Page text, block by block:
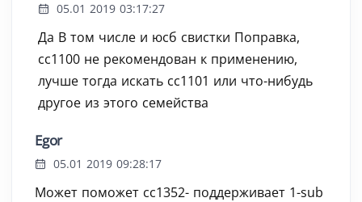
05.01 2019 03:17:27
Да В том числе и юсб свистки Поправка,
cc1100 не рекомендован к применению,
лучше тогда искать cc1101 или что-нибудь
другое из этого семейства
Egor
05.01 2019 09:28:17
Может поможет cc1352- поддерживает 1-sub